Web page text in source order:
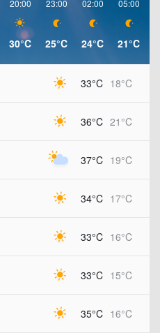
20:00
30°C
23:00
25°C
02:00
24°C
05:00
21°C
33°C 18°C
36°C 21°C
37°C 19°C
34°C 17°C
33°C 16°C
33°C 15°C
35°C 16°C